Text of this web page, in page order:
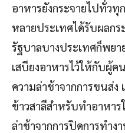
อาหารยังกระจายไปทั่วทุ
หลายประเทศได้รับผลก
รัฐบาลบางประเทศก็พย
เสบียงอาหารไว้ให้กับผู้ค
ความล่าช้าจากการขนส่
ข้าวสาลีสำหรับทำอาหาร
ล่าช้าจากการปิดการทำ